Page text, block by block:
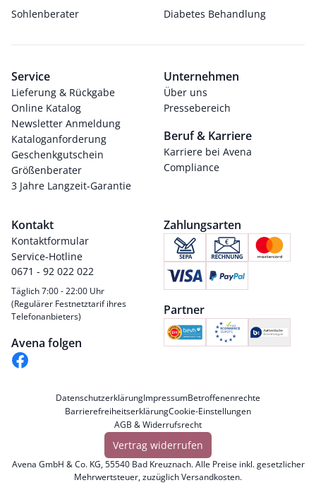
Sohlenberater
Diabetes Behandlung
Service
Lieferung & Rückgabe
Online Katalog
Newsletter Anmeldung
Kataloganforderung
Geschenkgutschein
Größenberater
3 Jahre Langzeit-Garantie
Unternehmen
Über uns
Pressebereich
Beruf & Karriere
Karriere bei Avena
Compliance
Kontakt
Kontaktformular
Service-Hotline
0671 - 92 022 022
Täglich 7:00 - 22:00 Uhr
(Regulärer Festnetztarif ihres
Telefonanbieters)
Avena folgen
Zahlungsarten
Partner
DatenschutzerklärungImpressumBetroffenenrechte
BarrierefreiheitserklärungCookie-Einstellungen
AGB & Widerrufsrecht
Vertrag widerrufen
Avena GmbH & Co. KG, 55540 Bad Kreuznach. Alle Preise inkl. gesetzlicher
Mehrwertsteuer, zuzüglichVersandkosten.